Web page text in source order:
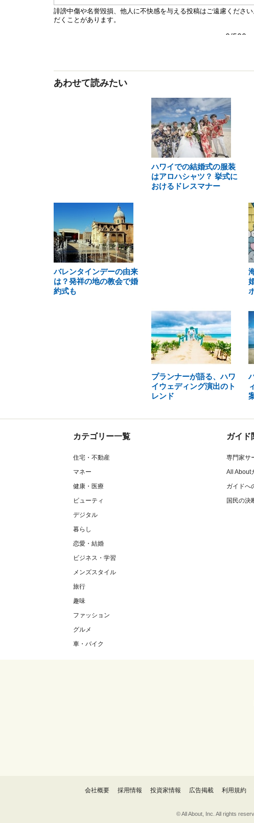
あわせて読みたい
ハワイでの結婚式の服装
はアロハシャツ？ 挙式に
おけるドレスマナー
バレンタインデーの由来
は？発祥の地の教会で婚
約式も
プランナーが語る、ハワ
イウェディング演出のト
レンド
カテゴリー一覧
住宅・不動産
マネー
健康・医療
ビューティ
デジタル
暮らし
恋愛・結婚
ビジネス・学習
メンズスタイル
旅行
趣味
ファッション
グルメ
車・バイク
ガイド
専門家サ
All About
ガイドへ
国民の決
会社概要 採用情報 投資家情報 広告掲載 利用規約
© All About, Inc. All rights